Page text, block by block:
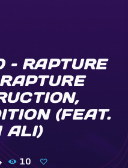
– RAPTURE
(FEAT.
ALI)
10